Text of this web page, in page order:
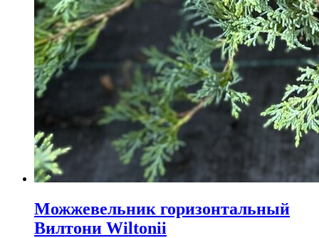
Можжевельник горизонтальный
Вилтони Wiltonii